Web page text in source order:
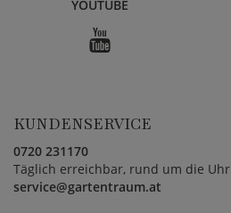
YOUTUBE
KUNDENSERVICE
0720 231170
Täglich erreichbar, rund um die Uhr
service@gartentraum.at